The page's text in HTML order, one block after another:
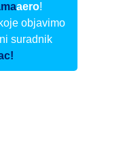
aero!
objavimo
suradnik